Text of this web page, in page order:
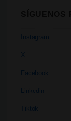
Instagram
X
Facebook
Linkedin
Tiktok